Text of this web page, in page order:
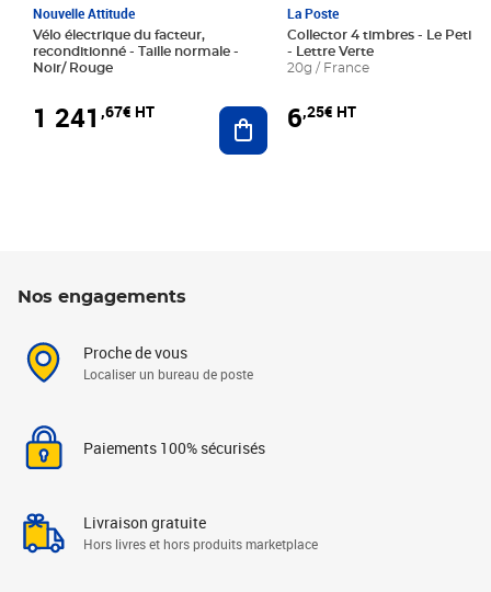
Nouvelle Attitude
Vélo électrique du facteur,
reconditionné - Taille normale -
Noir/ Rouge
1 241 ,67€ HT Ajouter au panier
La Poste
Collector 4 timbres - Le Petit
- Lettre Verte
20g / France
6,25€ HT
Nos engagements
Proche de vous
Localiser un bureau de poste
Paiements 100% sécurisés
Livraison gratuite
Hors livres et hors produits marketplace